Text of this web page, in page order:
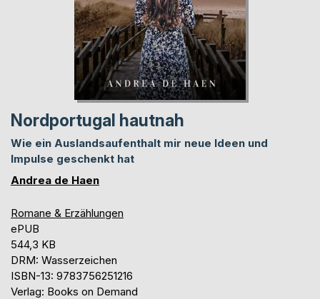
Nordportugal hautnah
Wie ein Auslandsaufenthalt mir neue Ideen und
Impulse geschenkt hat
Andrea de Haen
Romane & Erzählungen
ePUB
544,3 KB
DRM: Wasserzeichen
ISBN-13: 9783756251216
Verlag: Books on Demand